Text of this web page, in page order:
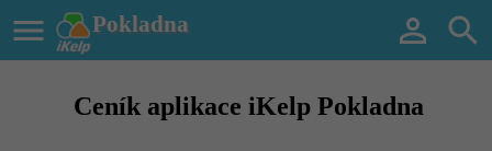
Pokladna
  
Ceník aplikace iKelp Pokladna